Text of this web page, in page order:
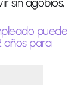
puede
años para